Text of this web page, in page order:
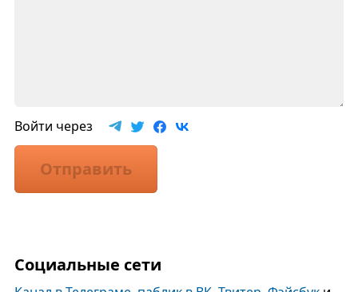
Войти через
Отправить
Социальные сети